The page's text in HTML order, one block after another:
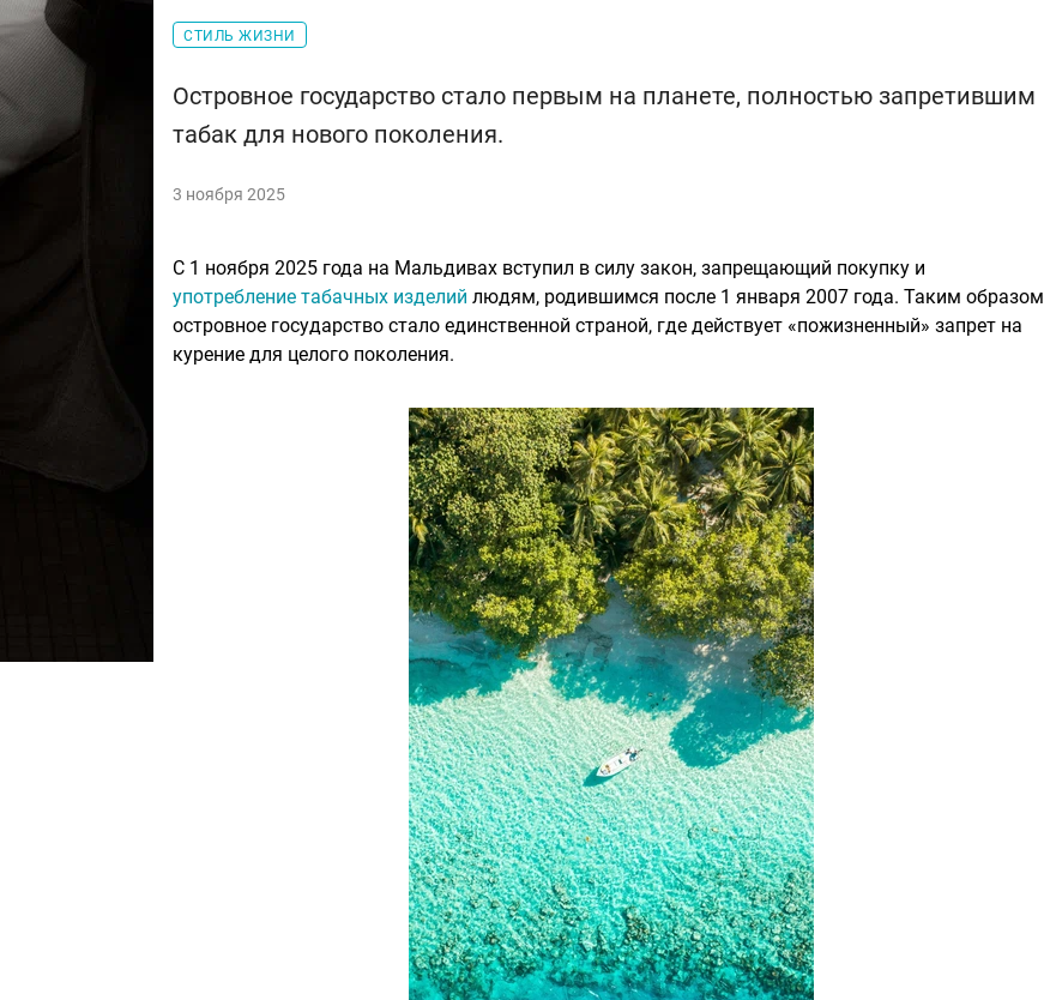
СТИЛЬ ЖИЗНИ
Островное государство стало первым на планете, полностью запретившим
табак для нового поколения.
3 ноября 2025
С 1 ноября 2025 года на Мальдивах вступил в силу закон, запрещающий покупку и
употребление табачных изделий людям, родившимся после 1 января 2007 года. Таким образом
островное государство стало единственной страной, где действует «пожизненный» запрет на
курение для целого поколения.